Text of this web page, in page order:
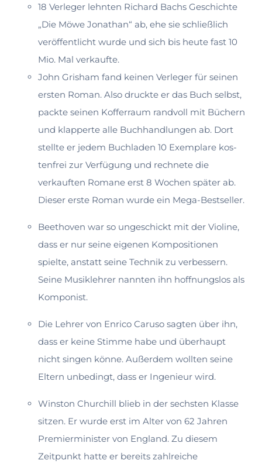
18 Verleger lehnten Richard Bachs Geschichte
„Die Möwe Jonathan“ ab, ehe sie schließlich
veröffentlicht wurde und sich bis heute fast 10
Mio. Mal ver­kaufte.
John Grisham fand keinen Verleger für seinen
ersten Roman. Also druckte er das Buch selbst,
packte seinen Kofferraum randvoll mit Büchern
und klapperte alle Buchhandlungen ab. Dort
stellte er jedem Buchladen 10 Exemplare kos­
tenfrei zur Verfügung und rechnete die
verkauften Romane erst 8 Wochen später ab.
Dieser erste Roman wurde ein Mega-Bestseller.
Beethoven war so ungeschickt mit der Violine,
dass er nur seine eigenen Kom­positionen
spielte, anstatt seine Technik zu verbessern.
Seine Musikleh­rer nannten ihn hoffnungslos als
Komponist.
Die Lehrer von Enrico Caruso sagten über ihn,
dass er keine Stimme habe und überhaupt
nicht singen könne. Außerdem wollten seine
Eltern unbedingt, dass er Ingenieur wird.
Winston Churchill blieb in der sechsten Klasse
sitzen. Er wurde erst im Alter von 62 Jahren
Premierminister von England. Zu diesem
Zeitpunkt hatte er be­reits zahlreiche